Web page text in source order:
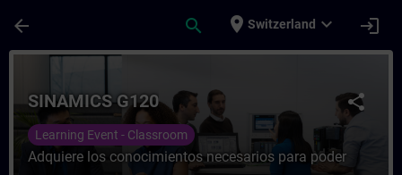
arrow_back search place Switzerland expand_more login
Kurs - SINAMICS G120 - Training -
share
SINAMICS G120
Learning Event - Classroom
Adquiere los conocimientos necesarios para poder